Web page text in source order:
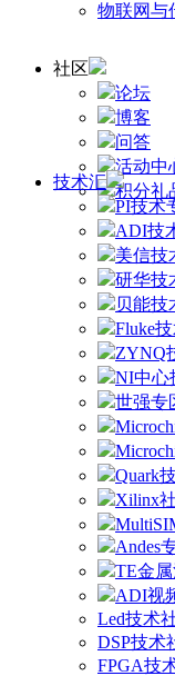
物联网与
社区
论坛
博客
问答
活动中
积分礼
技术汇
PI技术
ADI技
美信技
研华技
贝能技
Fluke
ZYNQ
NI中心
世强专
Quark
Xilinx
Andes
TE金
ADI视
Led技术
DSP技术
FPGA技